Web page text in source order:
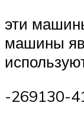
эти
машины
-269130-